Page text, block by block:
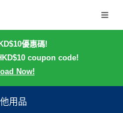
優惠碼!
coupon code!
Now!
用品